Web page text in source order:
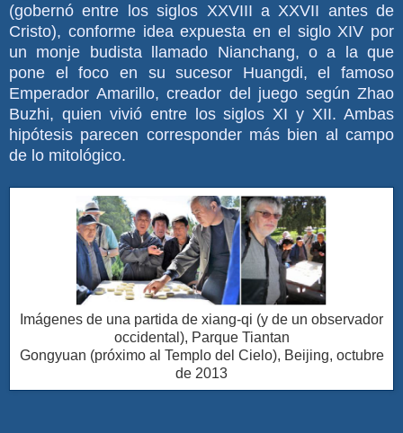
(gobernó entre los siglos XXVIII a XXVII antes de
Cristo), conforme idea expuesta en el siglo XIV por
un monje budista llamado Nianchang, o a la que
pone el foco en su sucesor Huangdi, el famoso
Emperador Amarillo, creador del juego según Zhao
Buzhi, quien vivió entre los siglos XI y XII. Ambas
hipótesis parecen corresponder más bien al campo
de lo mitológico.
Imágenes de una partida de xiang-qi (y de un observador
occidental), Parque Tiantan
Gongyuan (próximo al Templo del Cielo), Beijing, octubre
de 2013